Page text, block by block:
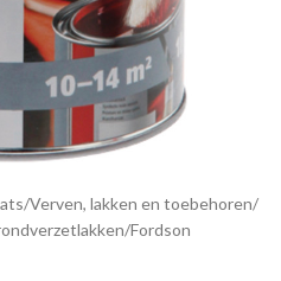
/Verven, lakken en toebehoren/
/Fordson